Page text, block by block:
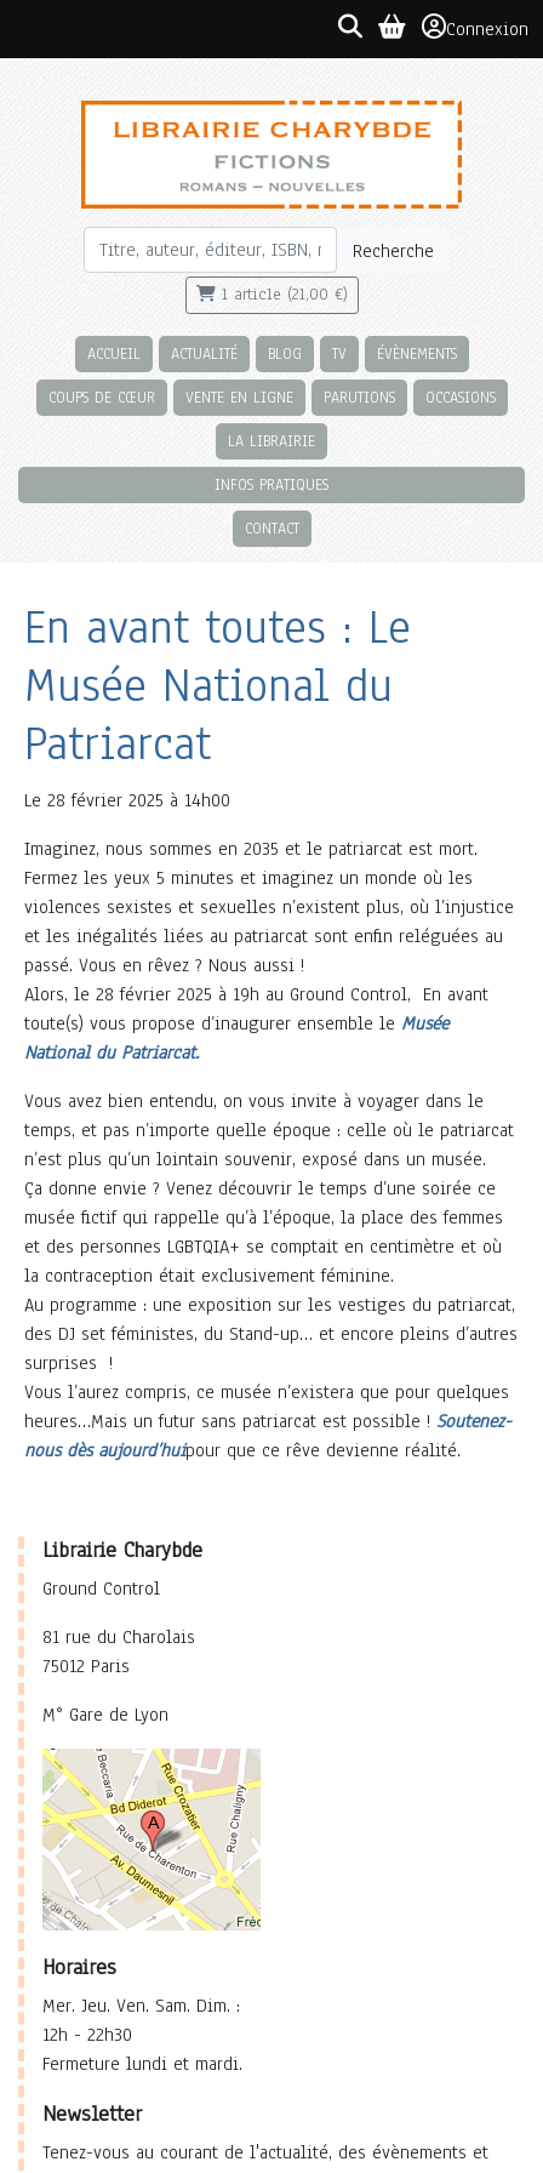
Connexion
Recherche
1 article (21,00 €)
ACCUEIL ACTUALITÉ BLOG TV ÉVÈNEMENTS
COUPS DE CŒUR VENTE EN LIGNE PARUTIONS OCCASIONS
LA LIBRAIRIE
INFOS PRATIQUES
CONTACT
En avant toutes : Le
Musée National du
Patriarcat
Le 28 février 2025 à 14h00
Imaginez, nous sommes en 2035 et le patriarcat est mort.
Fermez les yeux 5 minutes et imaginez un monde où les
violences sexistes et sexuelles n’existent plus, où l’injustice
et les inégalités liées au patriarcat sont enfin reléguées au
passé. Vous en rêvez ? Nous aussi !
Alors, le 28 février 2025 à 19h au Ground Control, En avant
toute(s) vous propose d’inaugurer ensemble le Musée
National du Patriarcat.
Vous avez bien entendu, on vous invite à voyager dans le
temps, et pas n’importe quelle époque : celle où le patriarcat
n’est plus qu’un lointain souvenir, exposé dans un musée.
Ça donne envie ? Venez découvrir le temps d’une soirée ce
musée fictif qui rappelle qu’à l’époque, la place des femmes
et des personnes LGBTQIA+ se comptait en centimètre et où
la contraception était exclusivement féminine.
Au programme : une exposition sur les vestiges du patriarcat,
des DJ set féministes, du Stand-up… et encore pleins d’autres
surprises !
Vous l’aurez compris, ce musée n’existera que pour quelques
heures…Mais un futur sans patriarcat est possible ! Soutenez-
nous dès aujourd’huipour que ce rêve devienne réalité.
Librairie Charybde
Ground Control
81 rue du Charolais
75012 Paris
M° Gare de Lyon
Horaires
Mer. Jeu. Ven. Sam. Dim. :
12h - 22h30
Fermeture lundi et mardi.
Newsletter
Tenez-vous au courant de l'actualité, des évènements et